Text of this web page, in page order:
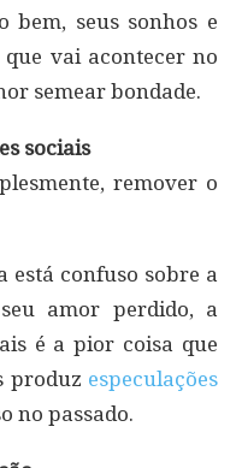
bem, seus sonhos e
que vai acontecer no
semear bondade.
sociais
remover o
está confuso sobre a
amor perdido, a
é a pior coisa que
produz especulações
no passado.